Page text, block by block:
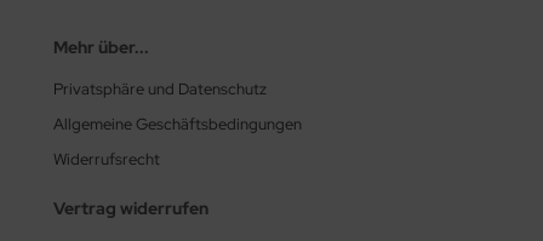
Mehr über...
Privatsphäre und Datenschutz
Allgemeine Geschäftsbedingungen
Widerrufsrecht
Vertrag widerrufen